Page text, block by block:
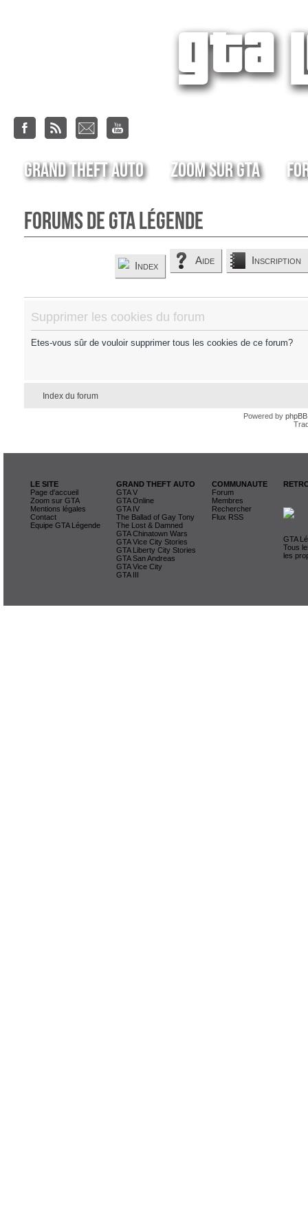
Grand Theft Auto Zoom sur GTA
Forums de GTA Légende
Index Aide Inscription
Supprimer les cookies du forum
Etes-vous sûr de vouloir supprimer tous les cookies de ce forum?
Index du forum
Powered by phpBB
LE SITE
Page d'accueil
Zoom sur GTA
Mentions légales
Contact
Equipe GTA Légende
GRAND THEFT AUTO
GTA V
GTA Online
GTA IV
The Ballad of Gay Tony
The Lost & Damned
GTA Chinatown Wars
GTA Vice City Stories
GTA Liberty City Stories
GTA San Andreas
GTA Vice City
GTA III
COMMUNAUTE
Forum
Membres
Rechercher
Flux RSS
GTA
Tous
les